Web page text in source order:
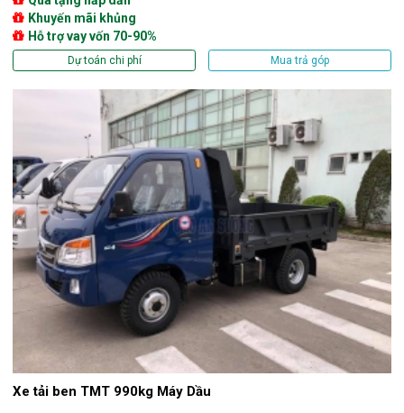
Khuyến mãi khủng
Hỗ trợ vay vốn 70-90%
Dự toán chi phí Mua trả góp
Xe tải ben TMT 990kg Máy Dầu